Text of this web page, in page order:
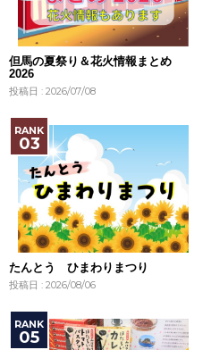
但馬の夏祭り＆花火情報まとめ
2026
投稿日 : 2026/07/08
たんとう ひまわりまつり
投稿日 : 2026/08/06